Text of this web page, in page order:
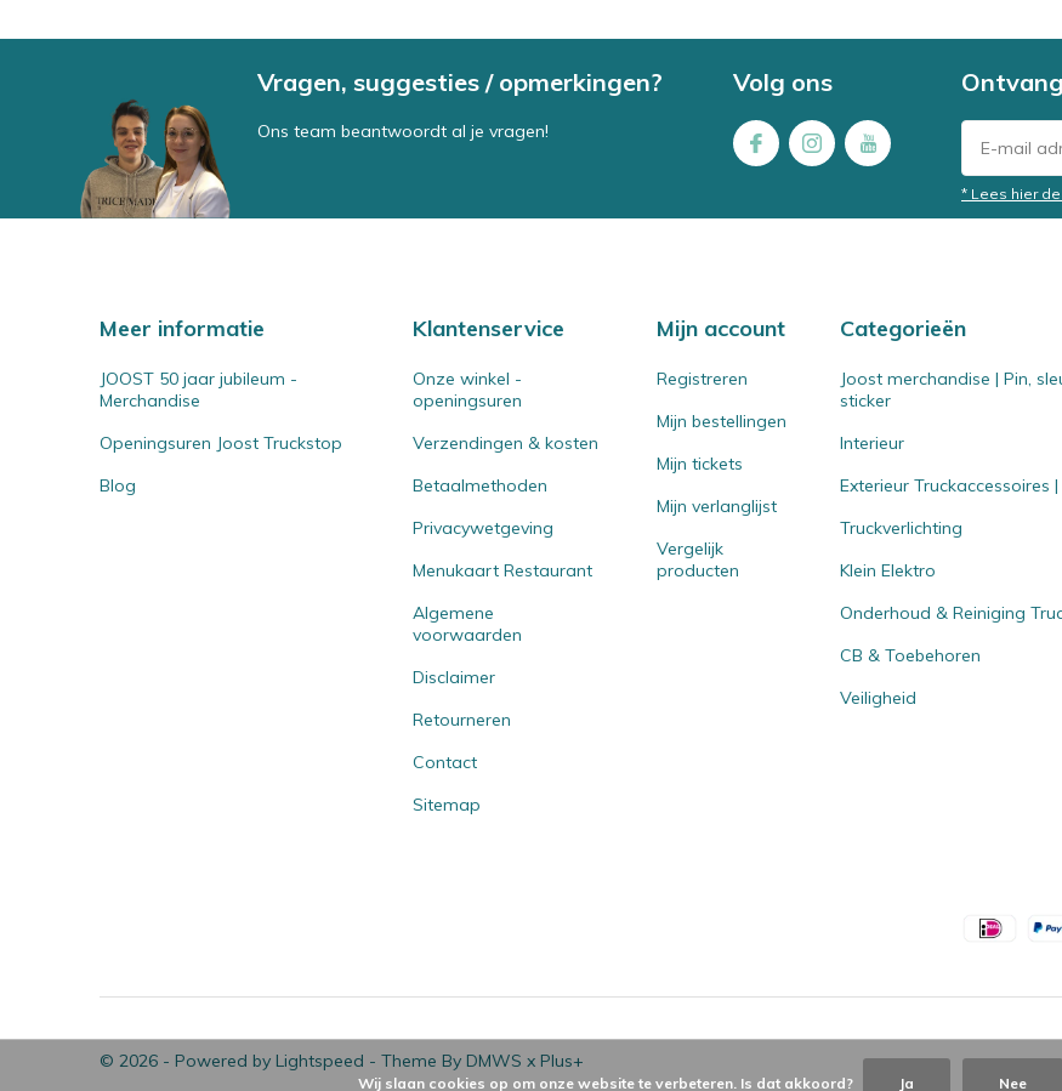
Vragen, suggesties / opmerkingen?
Ons team beantwoordt al je vragen!
Volg ons
* Lees hier
Meer informatie
JOOST 50 jaar jubileum -
Merchandise
Openingsuren Joost Truckstop
Blog
Klantenservice
Onze winkel -
openingsuren
Verzendingen & kosten
Betaalmethoden
Privacywetgeving
Menukaart Restaurant
Algemene
voorwaarden
Disclaimer
Retourneren
Contact
Sitemap
Mijn account
Registreren
Mijn bestellingen
Mijn tickets
Mijn verlanglijst
Vergelijk
producten
Categorieën
Joost merchandise | Pin,
sticker
Interieur
Exterieur Truckaccessoires
Truckverlichting
Klein Elektro
Onderhoud & Reiniging
CB & Toebehoren
Veiligheid
© 2026 - Powered by Lightspeed - Theme By DMWS x Plus+
Wij slaan cookies op om onze website te verbeteren. Is dat akkoord? Ja Nee